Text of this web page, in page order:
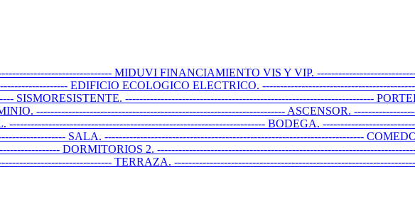
MIDUVI FINANCIAMIENTO VIS Y VIP.
EDIFICIO ECOLOGICO ELECTRICO.
SISMORESISTENTE. ----------------------------------------------------------------------
---------------------------------------------------------------------- ASCENSOR.
BODEGA.
SALA. -------------------------------------------------------------------------
DORMITORIOS 2.
TERRAZA.